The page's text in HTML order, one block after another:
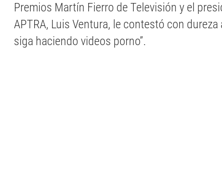
Premios Martín Fierro de Televisión y el
APTRA, Luis Ventura, le contestó con dureza
siga haciendo videos porno”.